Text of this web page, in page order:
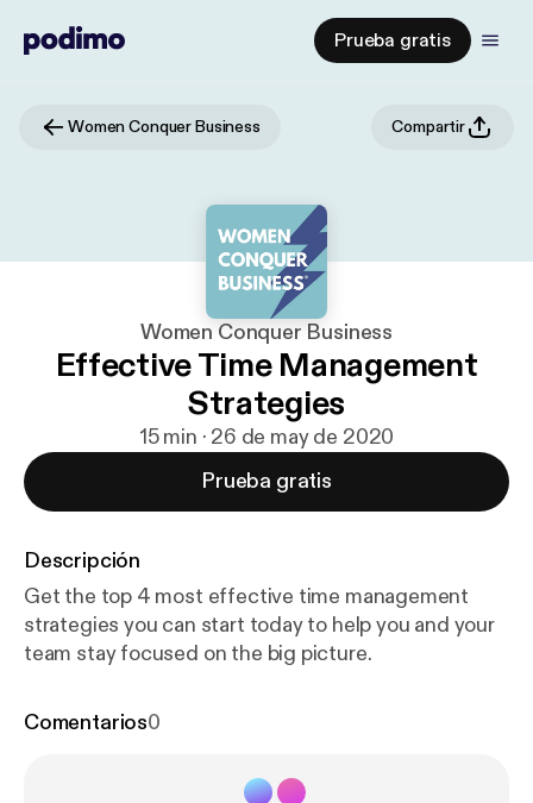
Prueba gratis
Women Conquer Business Compartir
Women Conquer Business
Effective Time Management
Strategies
15 min · 26 de may de 2020
Prueba gratis
Descripción
Get the top 4 most effective time management
strategies you can start today to help you and your
team stay focused on the big picture.
Comentarios0